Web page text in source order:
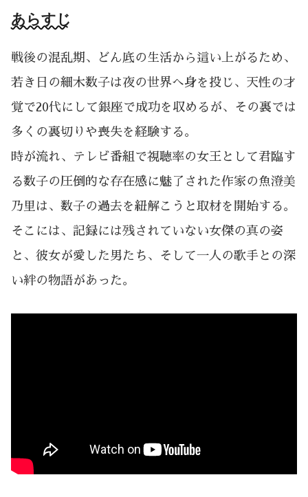
あらすじ
戦後の混乱期、どん底の生活から這い上がるため、
若き日の細木数子は夜の世界へ身を投じ、天性の才
覚で20代にして銀座で成功を収めるが、その裏では
多くの裏切りや喪失を経験する。
時が流れ、テレビ番組で視聴率の女王として君臨す
る数子の圧倒的な存在感に魅了された作家の魚澄美
乃里は、数子の過去を紐解こうと取材を開始する。
そこには、記録には残されていない女傑の真の姿
と、彼女が愛した男たち、そして一人の歌手との深
い絆の物語があった。